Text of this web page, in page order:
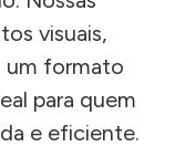
visuais,
um formato
para quem
e eficiente.